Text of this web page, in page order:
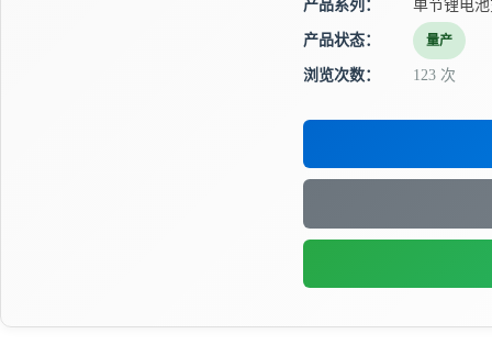
产品系列：
单节锂电
产品状态： 量产
浏览次数： 123 次